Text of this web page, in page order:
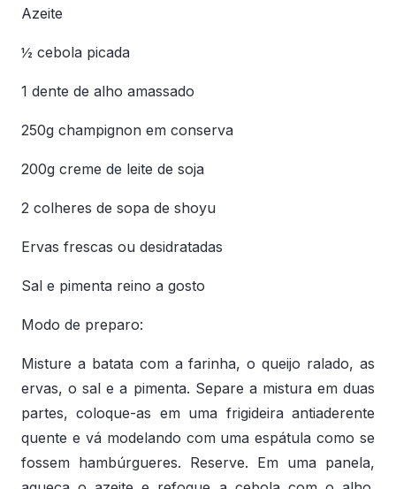
Azeite
½ cebola picada
1 dente de alho amassado
250g champignon em conserva
200g creme de leite de soja
2 colheres de sopa de shoyu
Ervas frescas ou desidratadas
Sal e pimenta reino a gosto
Modo de preparo:
Misture a batata com a farinha, o queijo ralado, as
ervas, o sal e a pimenta. Separe a mistura em duas
partes, coloque-as em uma frigideira antiaderente
quente e vá modelando com uma espátula como se
fossem hambúrgueres. Reserve. Em uma panela,